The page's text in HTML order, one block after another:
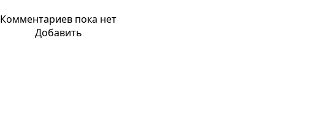
Комментариев пока нет
Добавить